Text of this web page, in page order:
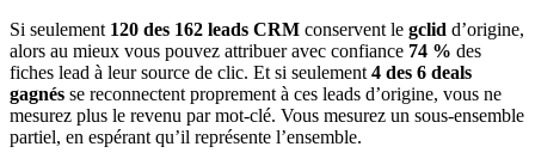
Si seulement 120 des 162 leads CRM conservent le gclid d’origine,
alors au mieux vous pouvez attribuer avec confiance 74 % des
fiches lead à leur source de clic. Et si seulement 4 des 6 deals
gagnés se reconnectent proprement à ces leads d’origine, vous ne
mesurez plus le revenu par mot-clé. Vous mesurez un sous-ensemble
partiel, en espérant qu’il représente l’ensemble.